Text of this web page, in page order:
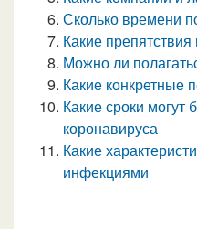
Сколько времени
Какие
Можно ли
Какие конкретные
Какие сроки могут
коронавируса
Какие
инфекциями